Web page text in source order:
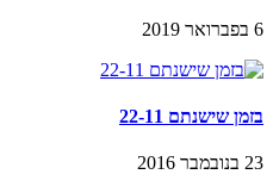
6 בפברואר 2019
בזמן שישנתם 22-11
23 בנובמבר 2016